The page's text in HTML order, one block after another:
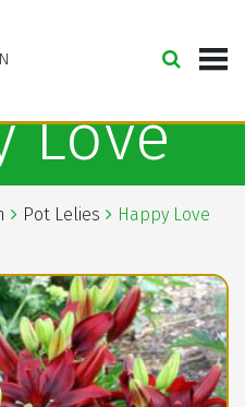
Love
Pot Lelies Happy Love